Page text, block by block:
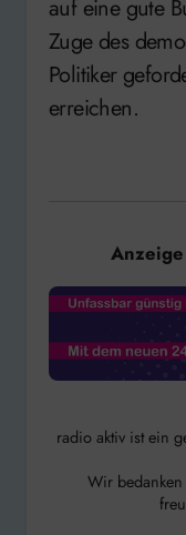
auf eine gute
Zuge des
Politiker
erreichen.
radio aktiv ist ein
Wir